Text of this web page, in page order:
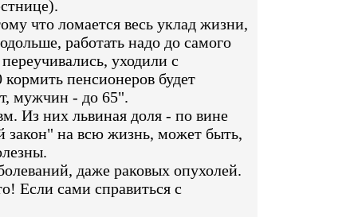
что ломается весь уклад жизни,
работать надо до самого
уходили с
пенсионеров будет
мужчин - до 65".
Из них львиная доля - по вине
закон" на всю жизнь, может быть,
даже раковых опухолей.
Если сами справиться с